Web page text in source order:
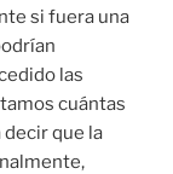
si fuera una
las
cuántas
que la